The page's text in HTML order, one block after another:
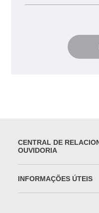
CENTRAL DE
OUVIDORIA
INFORMAÇÕES ÚTEIS